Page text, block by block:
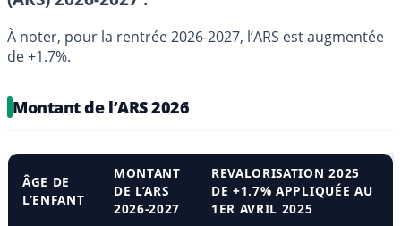
À noter, pour la rentrée 2026-2027, l’ARS est augmentée
de +1.7%.
Montant de l’ARS 2026
ÂGE DE
L’ENFANT
MONTANT
DE L’ARS
2026-2027
REVALORISATION 2025
DE +1.7% APPLIQUÉE AU
1ER AVRIL 2025